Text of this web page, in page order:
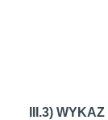
III.3)